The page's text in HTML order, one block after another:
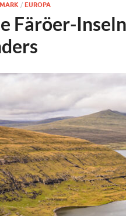
/ EUROPA
Färöer-